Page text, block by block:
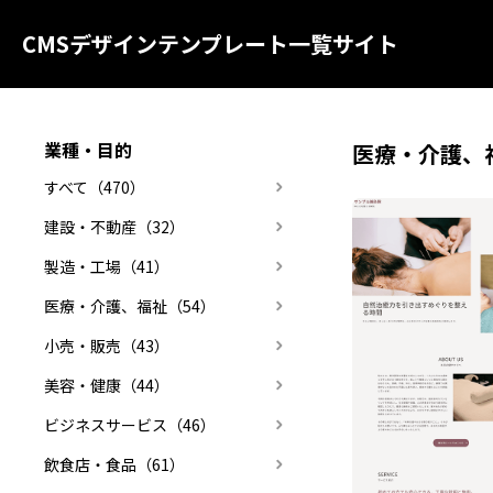
CMSデザインテンプレート一覧サイト
医療・介護、
業種・目的
すべて（470）
建設・不動産（32）
製造・工場（41）
医療・介護、福祉（54）
小売・販売（43）
美容・健康（44）
ビジネスサービス（46）
飲食店・食品（61）